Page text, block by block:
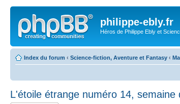
philippe-ebly.fr
Héros de Philippe Ebly et
Index du forum ‹ Science-fiction, Aventure et Fantasy ‹
L'étoile étrange numéro 14, semaine